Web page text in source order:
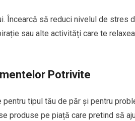
Încearcă să reduci nivelul de stres
sau alte activități care te
Potrivite
tipul tău de păr și pentru
produse pe piață care pretind să